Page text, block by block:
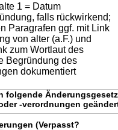
1 = Datum
falls rückwirkend;
Paragrafen ggf. mit Link
von alter (a.F.) und
zum Wortlaut des
Begründung des
dokumentiert
folgende
-verordnungen
(Verpasst?